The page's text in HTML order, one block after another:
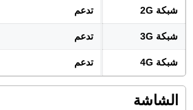
شبكة 2G تدعم
شبكة 3G تدعم
شبكة 4G تدعم
الشاشة